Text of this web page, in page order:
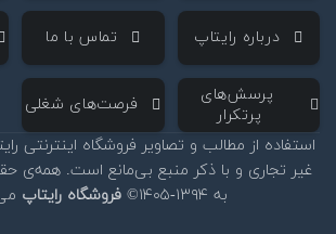
‌ درباره رایتاپ ‌ تماس با ما
‌ پرسش‌های
پرتکرار
‌ فرصت‌های شغلی
استفاده از مطالب و تصاویر فروشگاه اینترنتی
غیر تجاری و با ذکر منبع بی‌مانع است. همه‌ی
به ۱۳۹۴-۱۴۰۵©
فروشگاه رایتاپ